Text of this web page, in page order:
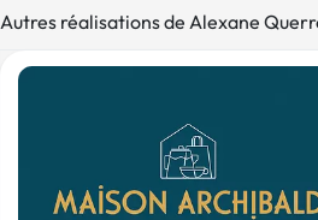
Autres réalisations de Alexane